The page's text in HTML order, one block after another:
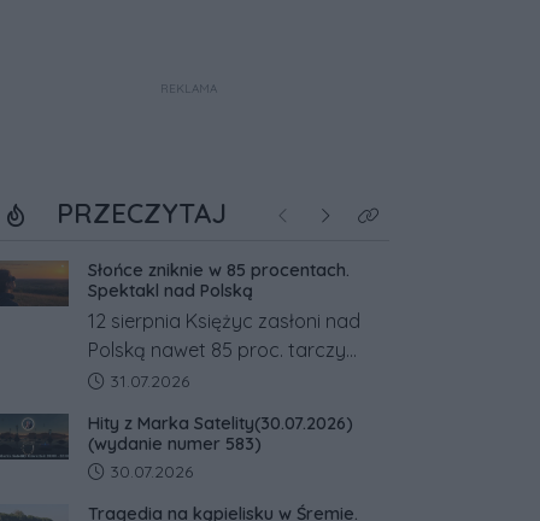
REKLAMA
PRZECZYTAJ Poprzednie
NastępneKliknij aby zobaczyć
Słońce zniknie w 85 procentach.
Spektakl nad Polską
12 sierpnia Księżyc zasłoni nad
Polską nawet 85 proc. tarczy
Słońca. Największe zaćmienie od
zachodem.
Data dodania artykułu:
31.07.2026
Hity z Marka Satelity(30.07.2026)
(wydanie numer 583)
Data dodania artykułu:
30.07.2026
Tragedia na kąpielisku w Śremie.